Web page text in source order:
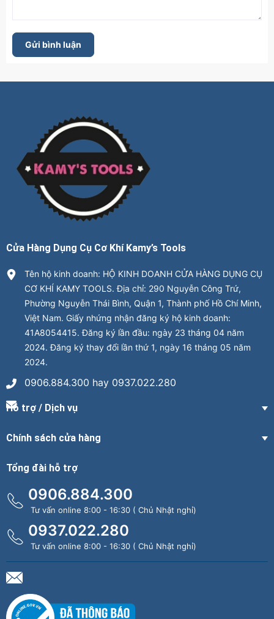
Gửi bình luận
Cửa Hàng Dụng Cụ Cơ Khí Kamy’s Tools
Tên hộ kinh doanh: HỘ KINH DOANH CỬA HÀNG DỤNG CỤ
CƠ KHÍ KAMY TOOLS. Địa chỉ: 290 Nguyễn Công Trứ,
Phường Nguyễn Thái Bình, Quận 1, Thành phố Hồ Chí Minh,
Việt Nam. Giấy nhứng nhận đăng ký hộ kinh doanh:
41A8054415. Đăng ký lần đầu: ngày 23 tháng 04 năm
2024. Đăng ký thay đổi lần thứ 1, ngày 16 tháng 05 năm
2024.
0906.884.300 hay 0937.022.280
Hỗ trợ / Dịch vụ
Chính sách cửa hàng
Tổng đài hỗ trợ
0906.884.300
Tư vấn online 8:00 - 16:30 ( Chủ Nhật nghỉ)
0937.022.280
Tư vấn online 8:00 - 16:30 ( Chủ Nhật nghỉ)